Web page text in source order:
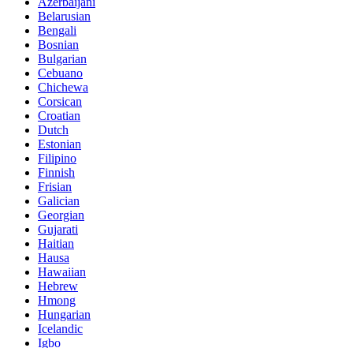
Belarusian
Bengali
Bosnian
Bulgarian
Cebuano
Chichewa
Corsican
Croatian
Dutch
Estonian
Filipino
Finnish
Frisian
Galician
Georgian
Gujarati
Haitian
Hausa
Hawaiian
Hebrew
Hmong
Hungarian
Icelandic
Igbo